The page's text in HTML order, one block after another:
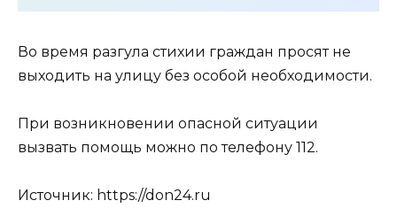
Во время разгула стихии граждан просят не
выходить на улицу без особой необходимости.
При возникновении опасной ситуации
вызвать помощь можно по телефону 112.
Источник: https://don24.ru